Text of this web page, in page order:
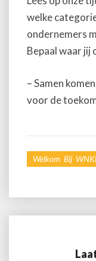
welke
ondernemers
Bepaal waar jij
– Samen
voor de
Welkom Bij